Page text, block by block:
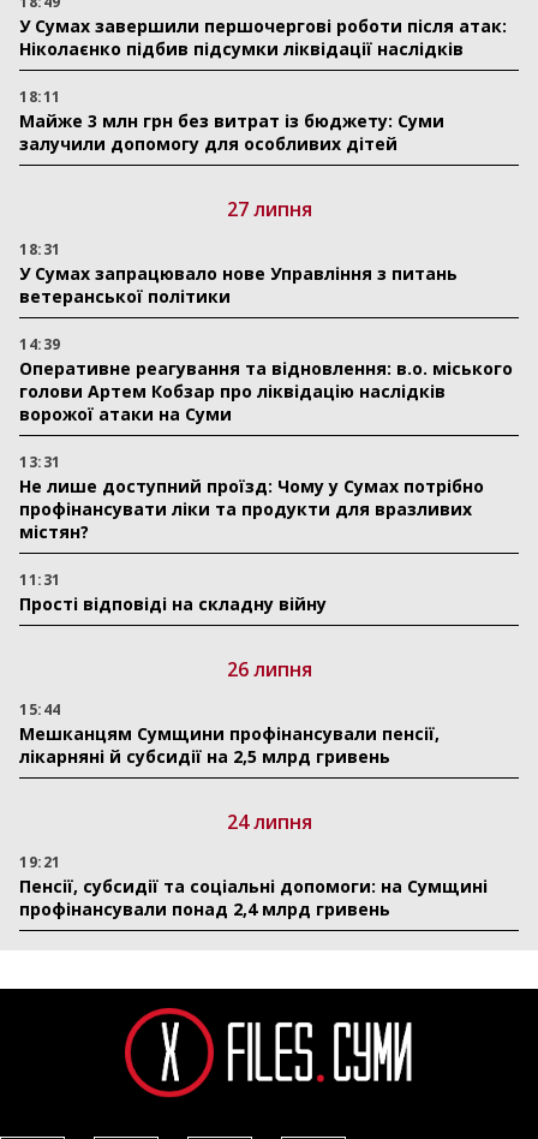
У Сумах завершили першочергові роботи після атак:
Ніколаєнко підбив підсумки ліквідації наслідків
18:11
Майже 3 млн грн без витрат із бюджету: Суми
залучили допомогу для особливих дітей
27 липня
18:31
У Сумах запрацювало нове Управління з питань
ветеранської політики
14:39
Оперативне реагування та відновлення: в.о. міського
голови Артем Кобзар про ліквідацію наслідків
ворожої атаки на Суми
13:31
Не лише доступний проїзд: Чому у Сумах потрібно
профінансувати ліки та продукти для вразливих
містян?
11:31
Прості відповіді на складну війну
26 липня
15:44
Мешканцям Сумщини профінансували пенсії,
лікарняні й субсидії на 2,5 млрд гривень
24 липня
19:21
Пенсії, субсидії та соціальні допомоги: на Сумщині
профінансували понад 2,4 млрд гривень